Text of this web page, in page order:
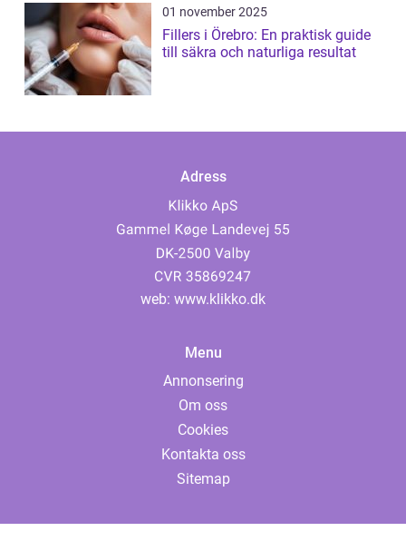
01 november 2025
Fillers i Örebro: En praktisk guide
till säkra och naturliga resultat
Adress
web: www.klikko.dk
Menu
Annonsering
Om oss
Cookies
Kontakta oss
Sitemap